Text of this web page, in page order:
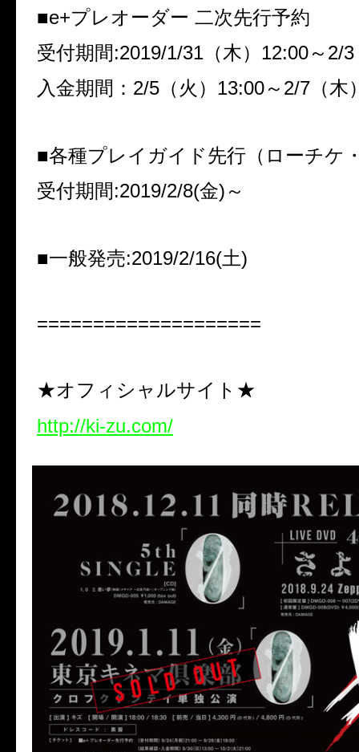
■e+プレオーダー 二次先行予約
受付期間:2019/1/31 （木） 12:00～ 2/3
入金期間： 2/5 （火） 13:00～ 2/7 （木
■各種プレイガイド先行（ローチケ
受付期間:2019/2/8(金) ～
■一般発売:2019/2/16(土)
====================
★オフィシャルサイト★
http://ki-zu.com/